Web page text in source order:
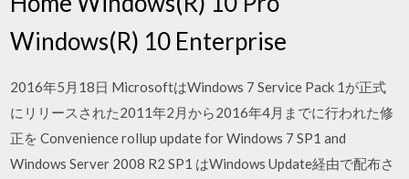
Windows(R) 10 Enterprise
2016年5月18日 MicrosoftはWindows 7 Service Pack 1が正式
にリリースされた2011年2月から2016年4月までに行われた修
正を Convenience rollup update for Windows 7 SP1 and
Windows Server 2008 R2 SP1 はWindows Update経由で配布さ